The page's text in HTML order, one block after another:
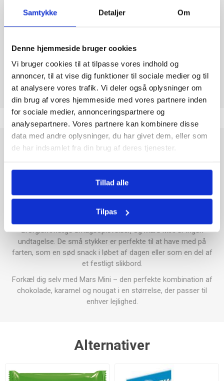
Samtykke Detaljer Om
Denne hjemmeside bruger cookies
Vi bruger cookies til at tilpasse vores indhold og
annoncer, til at vise dig funktioner til sociale medier og til
at analysere vores trafik. Vi deler også oplysninger om
din brug af vores hjemmeside med vores partnere inden
for sociale medier, annonceringspartnere og
analysepartnere. Vores partnere kan kombinere disse
data med andre oplysninger, du har givet dem, eller som
de har indsamlet fra din brug af deres tjenester.
Tillad alle
Tilpas
GLUTEN
Mars Mini er den velkendte klassiker fra det ikoniske brand
rige smag af cremet mælkechokolade med blød, gylden
karamel og en luftig nougatkerne, som smelter på tungen.
Med en vægt på 227 g får du rigeligt til at dele med familie og
uforglemmelige smagsoplevelser, og Mars Mini er ingen
undtagelse. De små stykker er perfekte til at have med på
farten, som en sød snack i løbet af dagen eller som en del af
et festligt slikbord.
Forkæl dig selv med Mars Mini – den perfekte kombination af
chokolade, karamel og nougat i en størrelse, der passer til
enhver lejlighed.
Alternativer